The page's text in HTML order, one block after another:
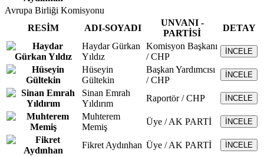
Avrupa Birliği Komisyonu
RESİM
ADI-SOYADI
UNVANI -
PARTİSİ
DETAY
Haydar Gürkan
Yıldız
Komisyon Başkanı
/ CHP
İNCELE
Hüseyin
Gültekin
Başkan Yardımcısı
/ CHP
İNCELE
Sinan Emrah
Yıldırım
Raportör / CHP İNCELE
Muhterem
Memiş
Üye / AK PARTİ İNCELE
Fikret Aydınhan Üye / AK PARTİ İNCELE